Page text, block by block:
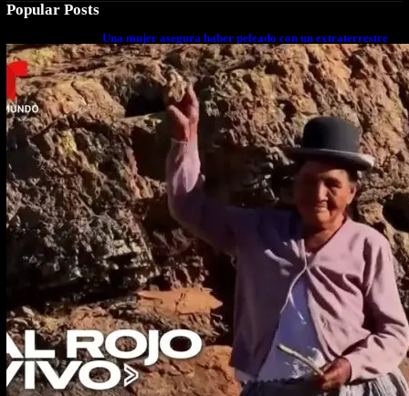
Popular Posts
Una mujer asegura haber peleado con un extraterrestre
cuerpo a cuerpo